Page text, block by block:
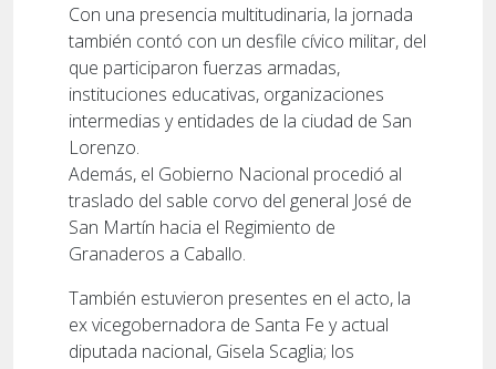
Con una presencia multitudinaria, la jornada
también contó con un desfile cívico militar, del
que participaron fuerzas armadas,
instituciones educativas, organizaciones
intermedias y entidades de la ciudad de San
Lorenzo.
Además, el Gobierno Nacional procedió al
traslado del sable corvo del general José de
San Martín hacia el Regimiento de
Granaderos a Caballo.
También estuvieron presentes en el acto, la
ex vicegobernadora de Santa Fe y actual
diputada nacional, Gisela Scaglia; los